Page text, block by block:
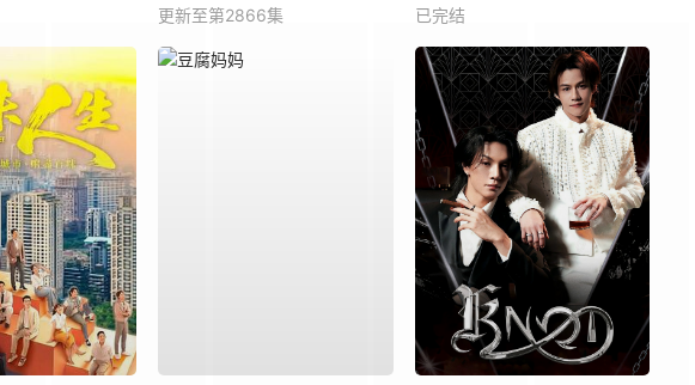
更新至第2866集
已完结